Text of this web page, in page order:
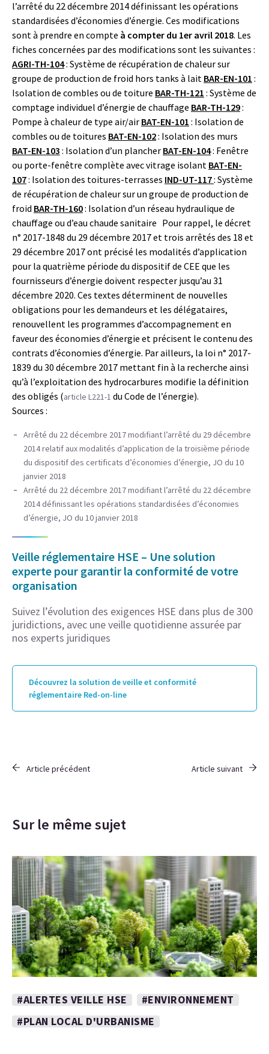
l’arrêté du 22 décembre 2014 définissant les opérations
standardisées d’économies d’énergie. Ces modifications
sont à prendre en compte à compter du 1er avril 2018. Les
fiches concernées par des modifications sont les suivantes :
AGRI-TH-104: Système de récupération de chaleur sur
groupe de production de froid hors tanks à lait BAR-EN-101 :
Isolation de combles ou de toiture BAR-TH-121 : Système de
comptage individuel d’énergie de chauffage BAR-TH-129:
Pompe à chaleur de type air/air BAT-EN-101 : Isolation de
combles ou de toitures BAT-EN-102: Isolation des murs
BAT-EN-103 : Isolation d’un plancher BAT-EN-104: Fenêtre
ou porte-fenêtre complète avec vitrage isolant BAT-EN-
107: Isolation des toitures-terrasses IND-UT-117: Système
de récupération de chaleur sur un groupe de production de
froid BAR-TH-160: Isolation d’un réseau hydraulique de
chauffage ou d’eau chaude sanitaire Pour rappel, le décret
n° 2017-1848 du 29 décembre 2017 et trois arrêtés des 18 et
29 décembre 2017 ont précisé les modalités d’application
pour la quatrième période du dispositif de CEE que les
fournisseurs d’énergie doivent respecter jusqu’au 31
décembre 2020. Ces textes déterminent de nouvelles
obligations pour les demandeurs et les délégataires,
renouvellent les programmes d’accompagnement en
faveur des économies d’énergie et précisent le contenu des
contrats d’économies d’énergie. Par ailleurs, la loi n° 2017-
1839 du 30 décembre 2017 mettant fin à la recherche ainsi
qu’à l’exploitation des hydrocarbures modifie la définition
des obligés (article L221-1 du Code de l’énergie).
Sources :
Arrêté du 22 décembre 2017 modifiant l’arrêté du 29 décembre
2014 relatif aux modalités d’application de la troisième période
du dispositif des certificats d’économies d’énergie, JO du 10
janvier 2018
Arrêté du 22 décembre 2017 modifiant l’arrêté du 22 décembre
2014 définissant les opérations standardisées d’économies
d’énergie, JO du 10 janvier 2018
Veille réglementaire HSE – Une solution
experte pour garantir la conformité de votre
organisation
Suivez l’évolution des exigences HSE dans plus de 300
juridictions, avec une veille quotidienne assurée par
nos experts juridiques
Découvrez la solution de veille et conformité
réglementaire Red-on-line
Article précédent Article suivant
Sur le même sujet
#ALERTES VEILLE HSE
#ENVIRONNEMENT
#PLAN LOCAL D'URBANISME